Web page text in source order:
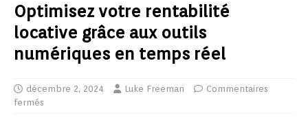
Optimisez votre rentabilité
locative grâce aux outils
numériques en temps réel
décembre 2, 2024 Luke Freeman
Commentaires
fermés